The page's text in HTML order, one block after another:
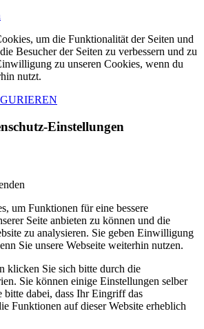
um die Funktionalität der Seiten und
Besucher der Seiten zu verbessern und zu
zu unseren Cookies, wenn du
nutzt.
Einstellungen
um Funktionen für eine bessere
Seite anbieten zu können und die
zu analysieren. Sie geben Einwilligung
Sie unsere Webseite weiterhin nutzen.
klicken Sie sich bitte durch die
Sie können einige Einstellungen selber
bitte dabei, dass Ihr Eingriff das
Funktionen auf dieser Website erheblich